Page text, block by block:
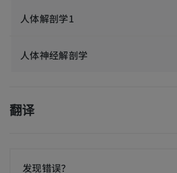
人体解剖学1
人体神经解剖学
翻译
发现错误？